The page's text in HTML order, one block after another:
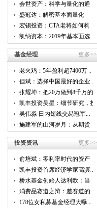
会世资产：科学与量化的通
用...
盛冠达：解密基本面量化
CTA...
宏锡投资：CTA老将如何构
建...
凯纳资本：2019年基本面选
股...
基金经理
更多>>
老火鸡：5年盈利超7400万，
他...
但斌：选择中国最好的企业，
跟...
张耀坤：把20万做到8千万的...
凯丰投资吴星：细节研究，投
资...
吴伟淼 日内短线交易冠军...
施建军的山河岁月：从期货
到...
投资资讯
更多>>
俞培斌：零利率时代的资产
配...
凯丰投资首席经济学家高滨...
桥水基金创始人达利欧：当
前...
消费品赛道之辩：差赛道的
好...
178位女私募基金经理大曝...